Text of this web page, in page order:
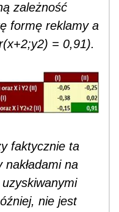
zależność
formę reklamy a
= 0,91).
faktycznie ta
na
nie jest